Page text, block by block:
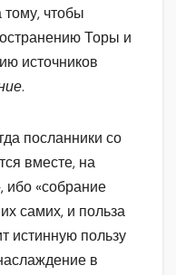
чтобы
Торы и
источников
.
посланники со
вместе, на
«собрание
самих, и польза
истинную пользу
в